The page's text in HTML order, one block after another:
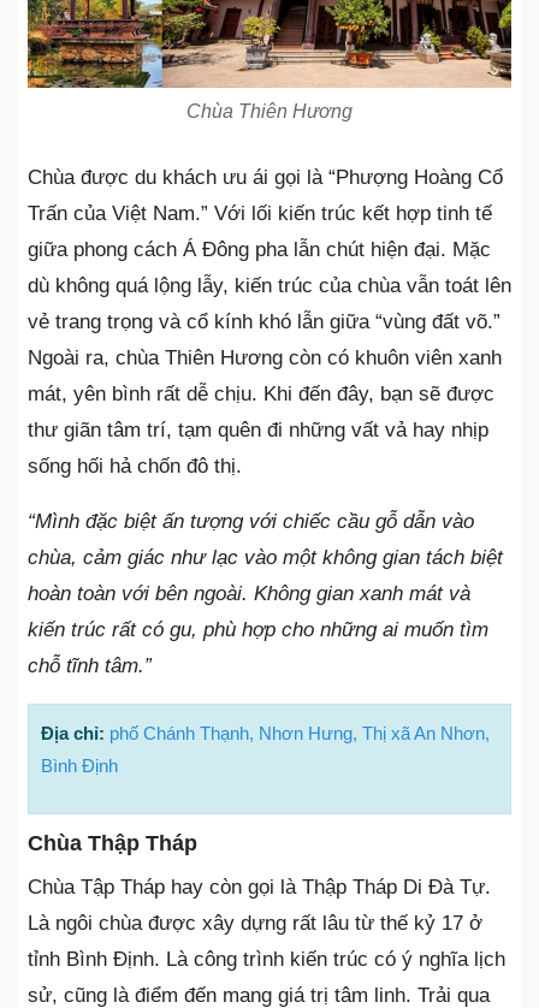
Chùa Thiên Hương
Chùa được du khách ưu ái gọi là “Phượng Hoàng Cổ
Trấn của Việt Nam.” Với lối kiến trúc kết hợp tinh tế
giữa phong cách Á Đông pha lẫn chút hiện đại. Mặc
dù không quá lộng lẫy, kiến trúc của chùa vẫn toát lên
vẻ trang trọng và cổ kính khó lẫn giữa “vùng đất võ.”
Ngoài ra, chùa Thiên Hương còn có khuôn viên xanh
mát, yên bình rất dễ chịu. Khi đến đây, bạn sẽ được
thư giãn tâm trí, tạm quên đi những vất vả hay nhịp
sống hối hả chốn đô thị.
“Mình đặc biệt ấn tượng với chiếc cầu gỗ dẫn vào
chùa, cảm giác như lạc vào một không gian tách biệt
hoàn toàn với bên ngoài. Không gian xanh mát và
kiến trúc rất có gu, phù hợp cho những ai muốn tìm
chỗ tĩnh tâm.”
Địa chỉ: phố Chánh Thạnh, Nhơn Hưng, Thị xã An Nhơn,
Bình Định
Chùa Thập Tháp
Chùa Tập Tháp hay còn gọi là Thập Tháp Di Đà Tự.
Là ngôi chùa được xây dựng rất lâu từ thế kỷ 17 ở
tỉnh Bình Định. Là công trình kiến trúc có ý nghĩa lịch
sử, cũng là điểm đến mang giá trị tâm linh. Trải qua